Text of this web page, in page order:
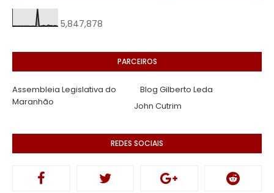
5,847,878
PARCEIROS
Assembleia Legislativa do
Maranhão
Blog Gilberto Leda
John Cutrim
REDES SOCIAIS